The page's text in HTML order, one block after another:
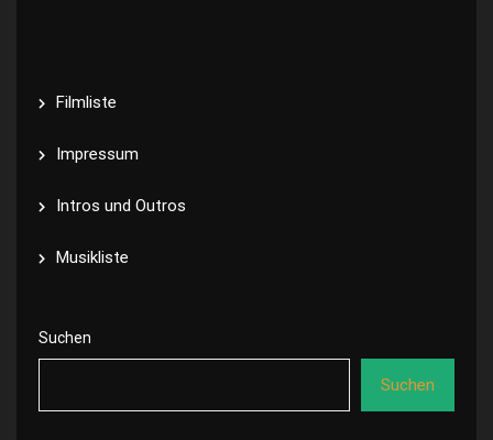
Filmliste
Impressum
Intros und Outros
Musikliste
Suchen
Suchen